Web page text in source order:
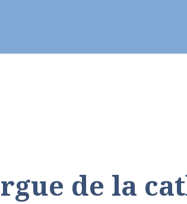
de la